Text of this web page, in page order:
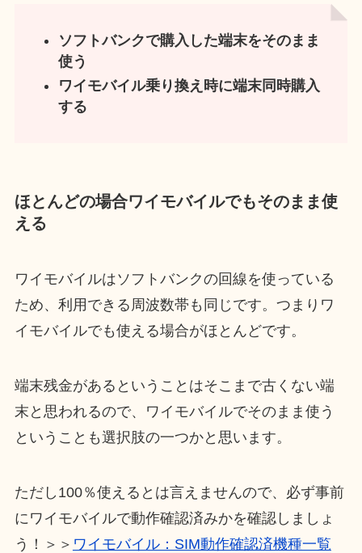
ソフトバンクで購入した端末をそのまま
使う
ワイモバイル乗り換え時に端末同時購入
する
ほとんどの場合ワイモバイルでもそのまま使
える
ワイモバイルはソフトバンクの回線を使っている
ため、利用できる周波数帯も同じです。つまりワ
イモバイルでも使える場合がほとんどです。
端末残金があるということはそこまで古くない端
末と思われるので、ワイモバイルでそのまま使う
ということも選択肢の一つかと思います。
ただし100％使えるとは言えませんので、 必ず事前
にワイモバイルで動作確認済みかを確認しましょ
う ！＞＞ ワイモバイル：SIM動作確認済機種一覧